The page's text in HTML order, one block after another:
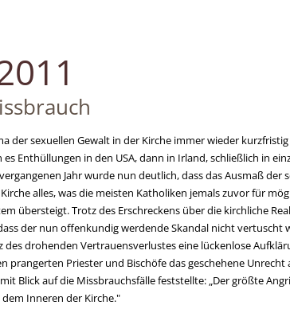
der sexuellen Gewalt in der Kirche immer wieder
Enthüllungen in den USA, dann in Irland, schließlich in
Jahr wurde nun deutlich, dass das Ausmaß der
alles, was die meisten Katholiken jemals zuvor für
übersteigt. Trotz des Erschreckens über die kirchliche
der nun offenkundig werdende Skandal nicht vertuscht
des drohenden Vertrauensverlustes eine lückenlose
prangerten Priester und Bischöfe das geschehene Unrecht
Blick auf die Missbrauchsfälle feststellte: „Der größte
Inneren der Kirche."